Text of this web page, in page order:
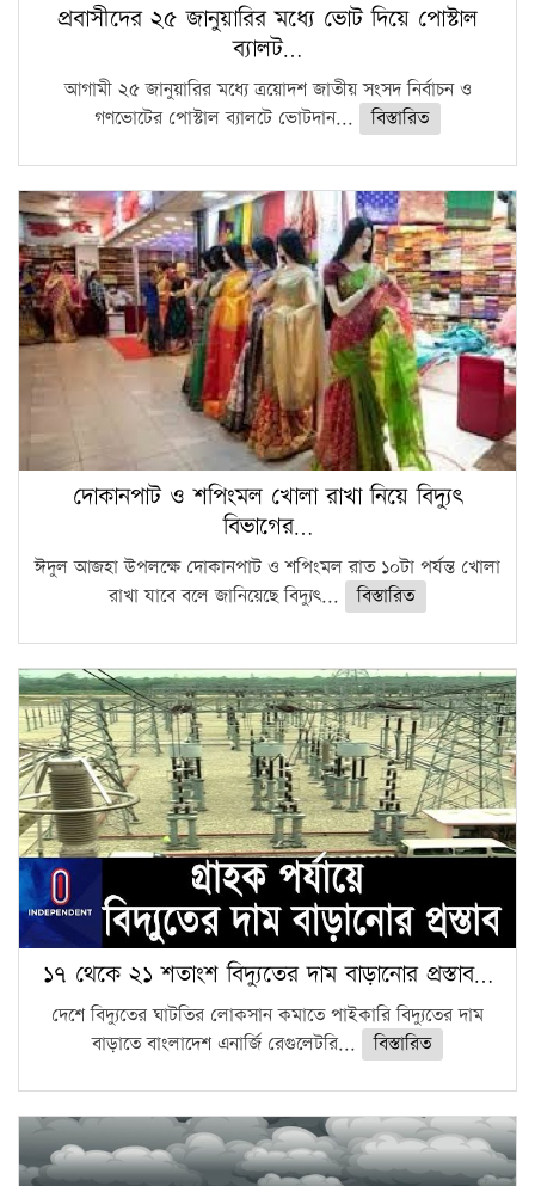
প্রবাসীদের ২৫ জানুয়ারির মধ্যে ভোট দিয়ে পোস্টাল
ব্যালট…
আগামী ২৫ জানুয়ারির মধ্যে ত্রয়োদশ জাতীয় সংসদ নির্বাচন ও
গণভোটের পোস্টাল ব্যালটে ভোটদান...
বিস্তারিত
দোকানপাট ও শপিংমল খোলা রাখা নিয়ে বিদ্যুৎ
বিভাগের…
ঈদুল আজহা উপলক্ষে দোকানপাট ও শপিংমল রাত ১০টা পর্যন্ত খোলা
রাখা যাবে বলে জানিয়েছে বিদ্যুৎ...
বিস্তারিত
১৭ থেকে ২১ শতাংশ বিদ্যুতের দাম বাড়ানোর প্রস্তাব…
দেশে বিদ্যুতের ঘাটতির লোকসান কমাতে পাইকারি বিদ্যুতের দাম
বাড়াতে বাংলাদেশ এনার্জি রেগুলেটরি...
বিস্তারিত